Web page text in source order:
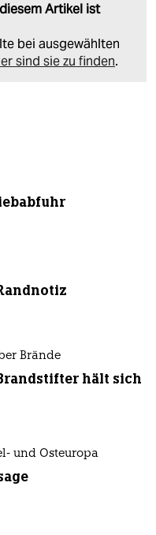
Artikel ist
bei ausgewählten
sind sie zu finden.
Brände
hält sich
und Osteuropa